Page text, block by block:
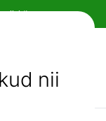
nii
AI otsing